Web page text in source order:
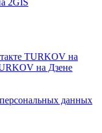
TURKOV на
на Дзене
данных